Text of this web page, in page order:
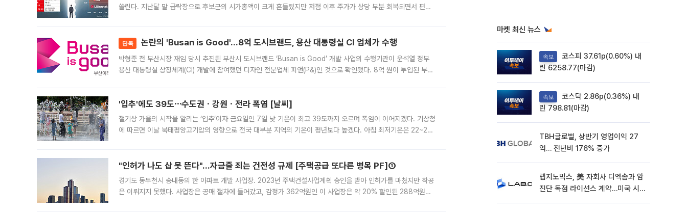
쏠린다. 지난달 말 급락장으로 후보군의 시가총액이 크게 흔들렸지만 저점 이후 주가가 상당 부분 회복되면서 편입
단독 논란의 'Busan is Good'…8억 도시브랜드, 용산 대통령실 CI 업체가 수행
박형준 전 부산시장 재임 당시 추진된 부산시 도시브랜드 ‘Busan is Good’ 개발 사업의 수행기관이 윤석열 정부
용산 대통령실 상징체계(CI) 개발에 참여했던 디자인 전문업체 피앤(P&)인 것으로 확인됐다. 8억 원이 투입된 부산
'입추'에도 39도⋯수도권ㆍ강원ㆍ전라 폭염 [날씨]
절기상 가을의 시작을 알리는 ‘입추’이자 금요일인 7일 낮 기온이 최고 39도까지 오르며 폭염이 이어지겠다. 기상청
에 따르면 이날 북태평양고기압의 영향으로 전국 대부분 지역의 기온이 평년보다 높겠다. 아침 최저기온은 22~27
"인허가 나도 삽 못 뜬다"…자금줄 죄는 건전성 규제 [주택공급 또다른 병목 PF]①
경기도 동두천시 송내동의 한 아파트 개발 사업장. 2023년 주택건설사업계획 승인을 받아 인허가를 마쳤지만 착공
은 이뤄지지 못했다. 사업장은 공매 절차에 들어갔고, 감정가 362억원인 이 사업장은 약 20% 할인된 288억원에
마켓 최신 뉴스
속보
린 6258.77(마감)
속보
린 798.81(마감)
TBH글로벌, 상반기 영업이익 27
억… 전년비 176% 증가
랩지노믹스, 美 자회사 디엑솜과 암
진단 독점 라이선스 계약…미국 시